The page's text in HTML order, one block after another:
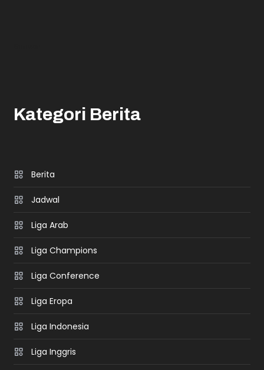
Kategori Berita
Berita
Jadwal
Liga Arab
Liga Champions
Liga Conference
Liga Eropa
Liga Indonesia
Liga Inggris